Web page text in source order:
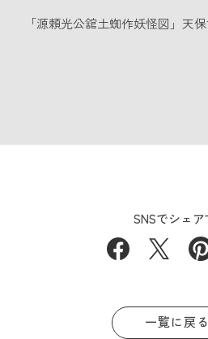
「源頼光公舘土蜘作妖怪図」天
SNSでシェア
一覧に戻る